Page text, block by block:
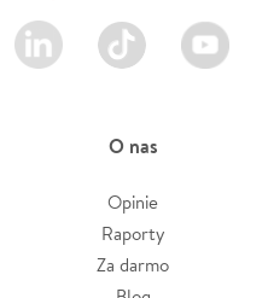
LinkedIn TikTok Youtube
O nas
Opinie
Raporty
Za darmo